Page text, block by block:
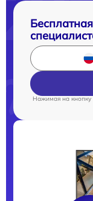
Нажимая на кнопку